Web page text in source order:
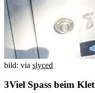
bild: via slyced
Viel Spass beim